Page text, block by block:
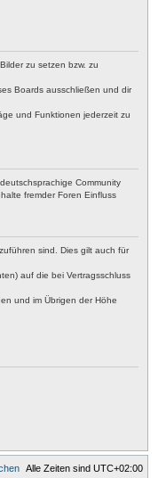
zu setzen bzw. zu
Boards ausschließen und dir
und Funktionen jederzeit zu
Community
fremder Foren Einfluss
sind. Dies gilt auch für
auf die bei Vertragsschluss
und im Übrigen der Höhe
Alle Zeiten sind UTC+02:00